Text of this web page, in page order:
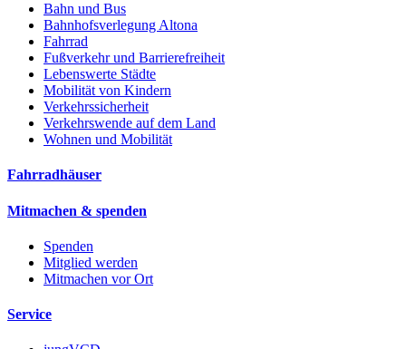
Bahn und Bus
Bahnhofsverlegung Altona
Fahrrad
Fußverkehr und Barrierefreiheit
Lebenswerte Städte
Mobilität von Kindern
Verkehrssicherheit
Verkehrswende auf dem Land
Wohnen und Mobilität
Fahrradhäuser
Mitmachen & spenden
Spenden
Mitglied werden
Mitmachen vor Ort
Service